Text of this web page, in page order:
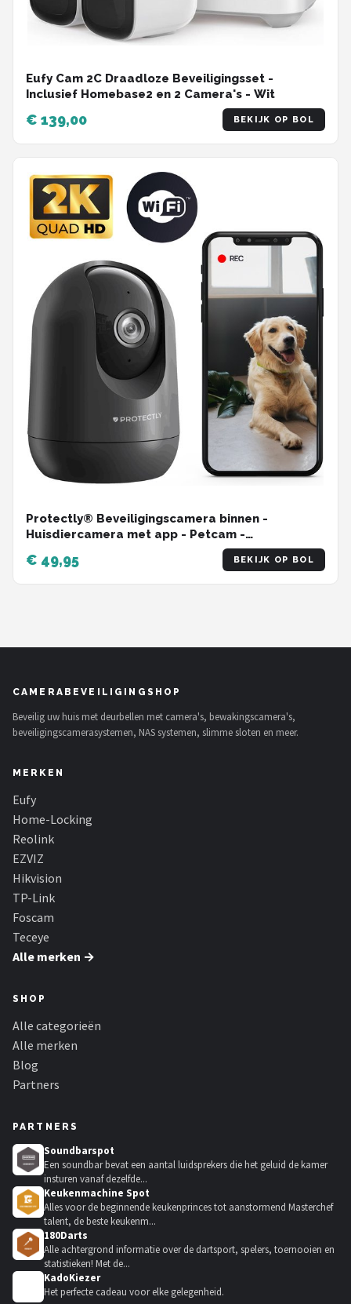
Eufy Cam 2C Draadloze Beveiligingsset -
Inclusief Homebase2 en 2 Camera's - Wit
€ 139,00 BEKIJK OP BOL
Protectly® Beveiligingscamera binnen -
Huisdiercamera met app - Petcam -
Hondencamera - Met WiFi APP - 2K 3MP Ultra HD
- Volgt beweging en geluidsdetectie - Indoor
Camera - Zwart
€ 49,95 BEKIJK OP BOL
CAMERABEVEILIGINGSHOP
Beveilig uw huis met deurbellen met camera's, bewakingscamera's,
beveiligingscamerasystemen, NAS systemen, slimme sloten en meer.
MERKEN
Eufy
Home-Locking
Reolink
EZVIZ
Hikvision
TP-Link
Foscam
Teceye
Alle merken →
SHOP
Alle categorieën
Alle merken
Blog
Partners
PARTNERS
Soundbarspot
Een soundbar bevat een aantal luidsprekers die het geluid de kamer
insturen vanaf dezelfde...
Keukenmachine Spot
Alles voor de beginnende keukenprinces tot aanstormend Masterchef
talent, de beste keukenm...
180Darts
Alle achtergrond informatie over de dartsport, spelers, toernooien en
statistieken! Met de...
KadoKiezer
Het perfecte cadeau voor elke gelegenheid.